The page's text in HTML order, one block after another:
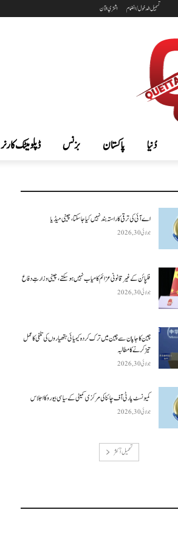
تسجيل الدخول / انضمام اشتري الآن
دُنیا پاکستان بزنس ڈپلومیٹک کارنر
اے آئی کی ترقی کا راستہ بند نہیں کیا جا سکتا، چینی میڈیا
جولائی 30, 2026
فلپائن کے غیر قانونی عزائم کامیاب نہیں ہو سکتے ، چینی وزارتِ دفاع
جولائی 30, 2026
چین کا جاپان سے چین میں ترک کردہ کیمیائی ہتھیاروں کی تلفی کا عمل
تیز کرنے کا مطالبہ
جولائی 30, 2026
کمیونسٹ پارٹی آف چائنا کی مرکزی کمیٹی کے سیاسی بیورو کا اجلاس
جولائی 30, 2026
تحميل أكثر